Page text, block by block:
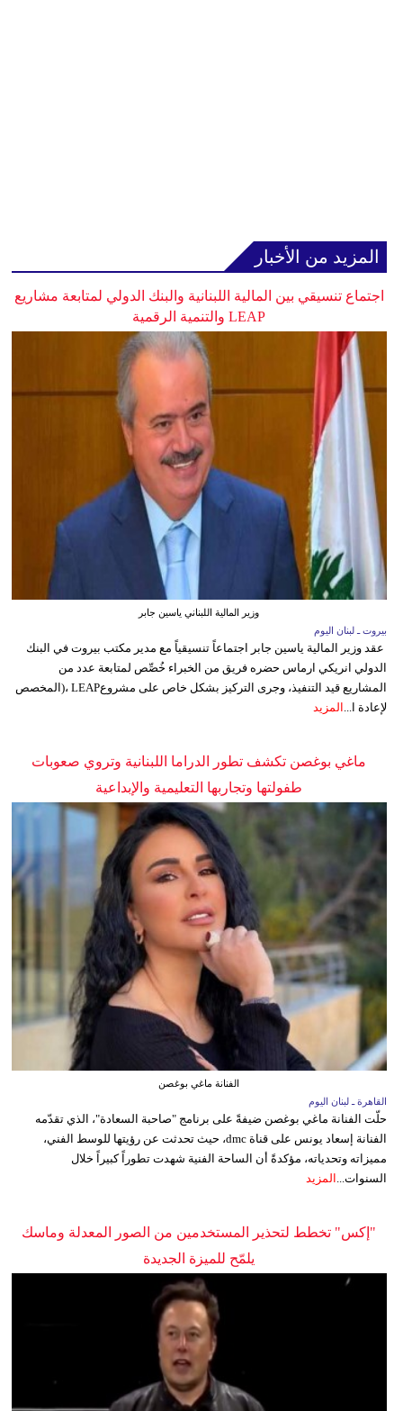
المزيد من الأخبار
اجتماع تنسيقي بين المالية اللبنانية والبنك الدولي لمتابعة مشاريع
LEAP والتنمية الرقمية
وزير المالية اللبناني ياسين جابر
بيروت ـ لبنان اليوم
عقد وزير المالية ياسين جابر اجتماعاً تنسيقياً مع مدير مكتب بيروت في البنك
الدولي انريكي ارماس حضره فريق من الخبراء خُصِّص لمتابعة عدد من
المشاريع قيد التنفيذ، وجرى التركيز بشكل خاص على مشروعLEAP ،(المخصص
لإعادة ا...
المزيد
ماغي بوغصن تكشف تطور الدراما اللبنانية وتروي صعوبات
طفولتها وتجاربها التعليمية والإبداعية
الفنانة ماغي بوغصن
القاهرة ـ لبنان اليوم
حلّت الفنانة ماغي بوغصن ضيفةً على برنامج "صاحبة السعادة"، الذي تقدّمه
الفنانة إسعاد يونس على قناة dmc، حيث تحدثت عن رؤيتها للوسط الفني،
مميزاته وتحدياته، مؤكدةً أن الساحة الفنية شهدت تطوراً كبيراً خلال
السنوات... المزيد
"إكس" تخطط لتحذير المستخدمين من الصور المعدلة وماسك
يلمّح للميزة الجديدة